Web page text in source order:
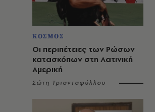
ΚΟΣΜΟΣ
Οι περιπέτειες των Ρώσων
κατασκόπων στη Λατινική
Αμερική
Σώτη Τριανταφύλλου